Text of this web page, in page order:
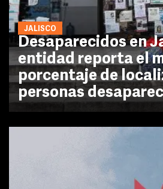
JALISCO
Desaparecidos en
entidad reporta el
porcentaje de
personas